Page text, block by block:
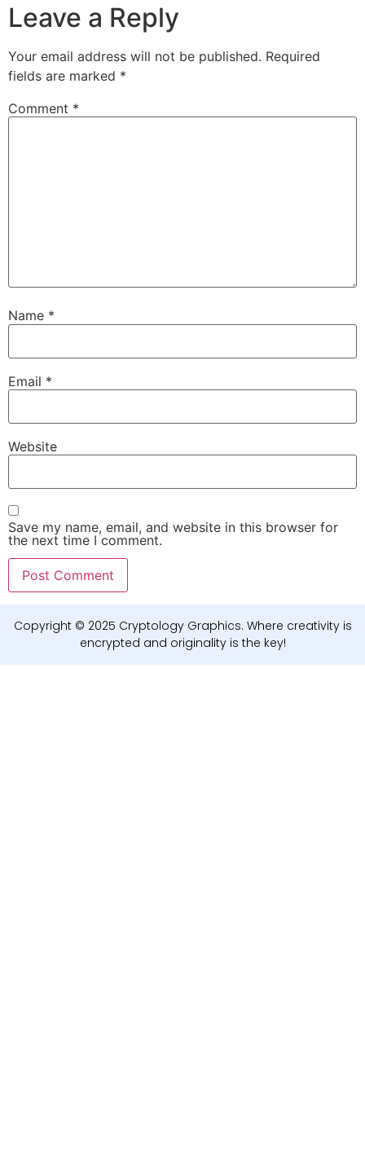
Leave a Reply
Your email address will not be published. Required
fields are marked *
Comment *
Name *
Email *
Website
Save my name, email, and website in this browser for
the next time I comment.
Copyright © 2025 Cryptology Graphics. Where creativity is
encrypted and originality is the key!